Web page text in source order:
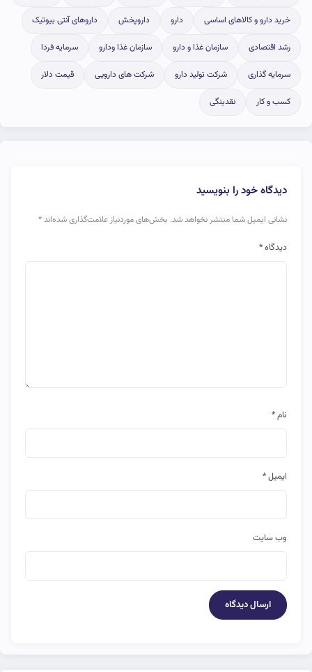
خرید دارو و کالاهای اساسی دارو داروپخش داروهای آنتی بیوتیک
رشد اقتصادی سازمان غذا و دارو سازمان غذا ودارو سرمایه فردا
سرمایه گذاری شرکت تولید دارو شرکت های دارویی قیمت دلار
کسب و کار نقدینگی
دیدگاه خود را بنویسید
نشانی ایمیل شما منتشر نخواهد شد. بخش‌های موردنیاز علامت‌گذاری شده‌اند*
دیدگاه*
نام*
ایمیل*
وب‌ سایت